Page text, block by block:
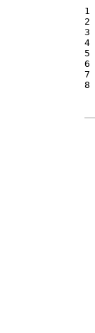
1
2
3
4
5
6
7
8